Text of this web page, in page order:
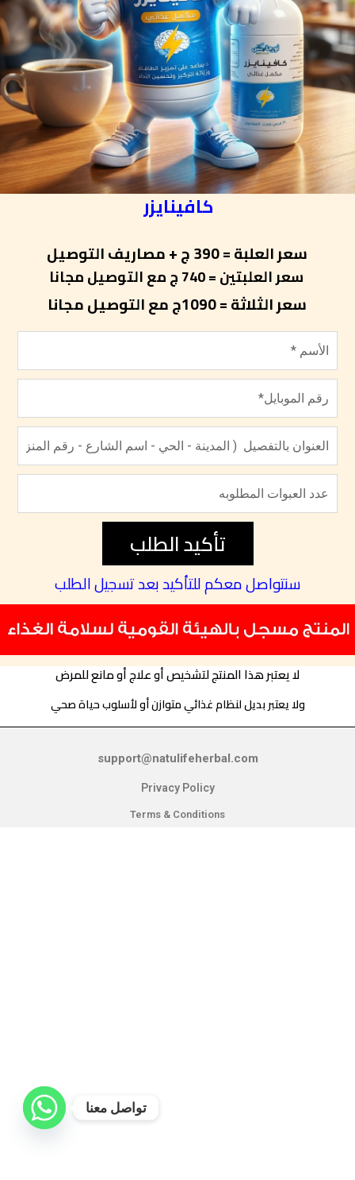
كافينايزر
سعر العلبة = 390 ج + مصاريف التوصيل
سعر العلبتين = 740 ج مع التوصيل مجانا
سعر الثلاثة = 1090ج مع التوصيل مجانا
تأكيد الطلب
سنتواصل معكم للتأكيد بعد تسجيل الطلب
لا يعتبر هذا المنتج لتشخيص أو علاج أو مانع للمرض
ولا يعتبر بديل لنظام غذائي متوازن أو لأسلوب حياة صحي
support@natulifeherbal.com
Privacy Policy
Terms & Conditions
تواصل معنا